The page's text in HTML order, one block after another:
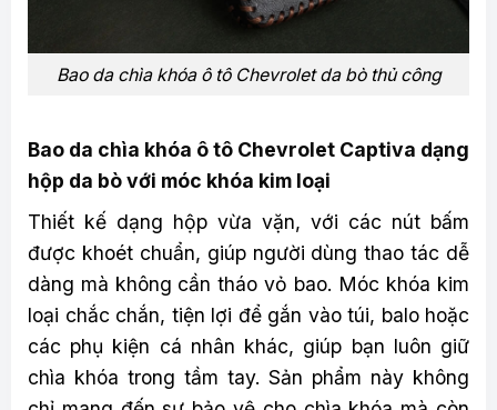
Bao da chìa khóa ô tô Chevrolet da bò thủ công
Bao da chìa khóa ô tô Chevrolet Captiva dạng
hộp da bò với móc khóa kim loại
Thiết kế dạng hộp vừa vặn, với các nút bấm
được khoét chuẩn, giúp người dùng thao tác dễ
dàng mà không cần tháo vỏ bao. Móc khóa kim
loại chắc chắn, tiện lợi để gắn vào túi, balo hoặc
các phụ kiện cá nhân khác, giúp bạn luôn giữ
chìa khóa trong tầm tay. Sản phẩm này không